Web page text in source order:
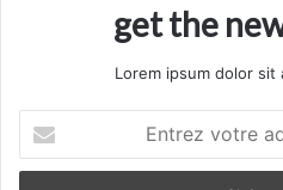
get the
Lorem ipsum dolor
votre
adresse